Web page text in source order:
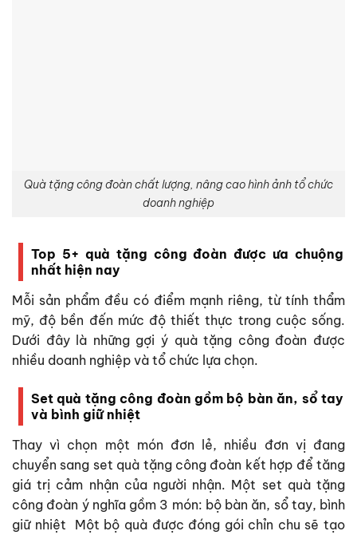
Quà tặng công đoàn chất lượng, nâng cao hình ảnh tổ chức
doanh nghiệp
Top 5+ quà tặng công đoàn được ưa chuộng
nhất hiện nay
Mỗi sản phẩm đều có điểm mạnh riêng, từ tính thẩm
mỹ, độ bền đến mức độ thiết thực trong cuộc sống.
Dưới đây là những gợi ý quà tặng công đoàn được
nhiều doanh nghiệp và tổ chức lựa chọn.
Set quà tặng công đoàn gồm bộ bàn ăn, sổ tay
và bình giữ nhiệt
Thay vì chọn một món đơn lẻ, nhiều đơn vị đang
chuyển sang set quà tặng công đoàn kết hợp để tăng
giá trị cảm nhận của người nhận. Một set quà tặng
công đoàn ý nghĩa gồm 3 món: bộ bàn ăn, sổ tay, bình
giữ nhiệt Một bộ quà được đóng gói chỉn chu sẽ tạo